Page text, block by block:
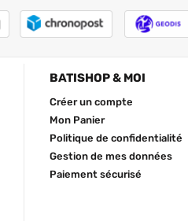
BATISHOP & MOI
Créer un compte
Mon Panier
Politique de confidentialité
Gestion de mes données
Paiement sécurisé